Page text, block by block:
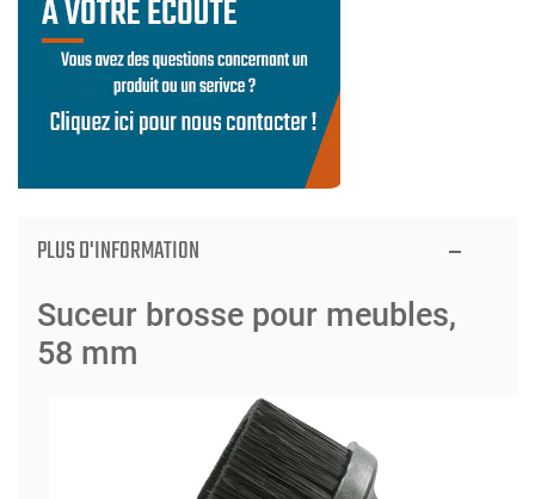
PLUS D'INFORMATION
Suceur brosse pour meubles,
58 mm